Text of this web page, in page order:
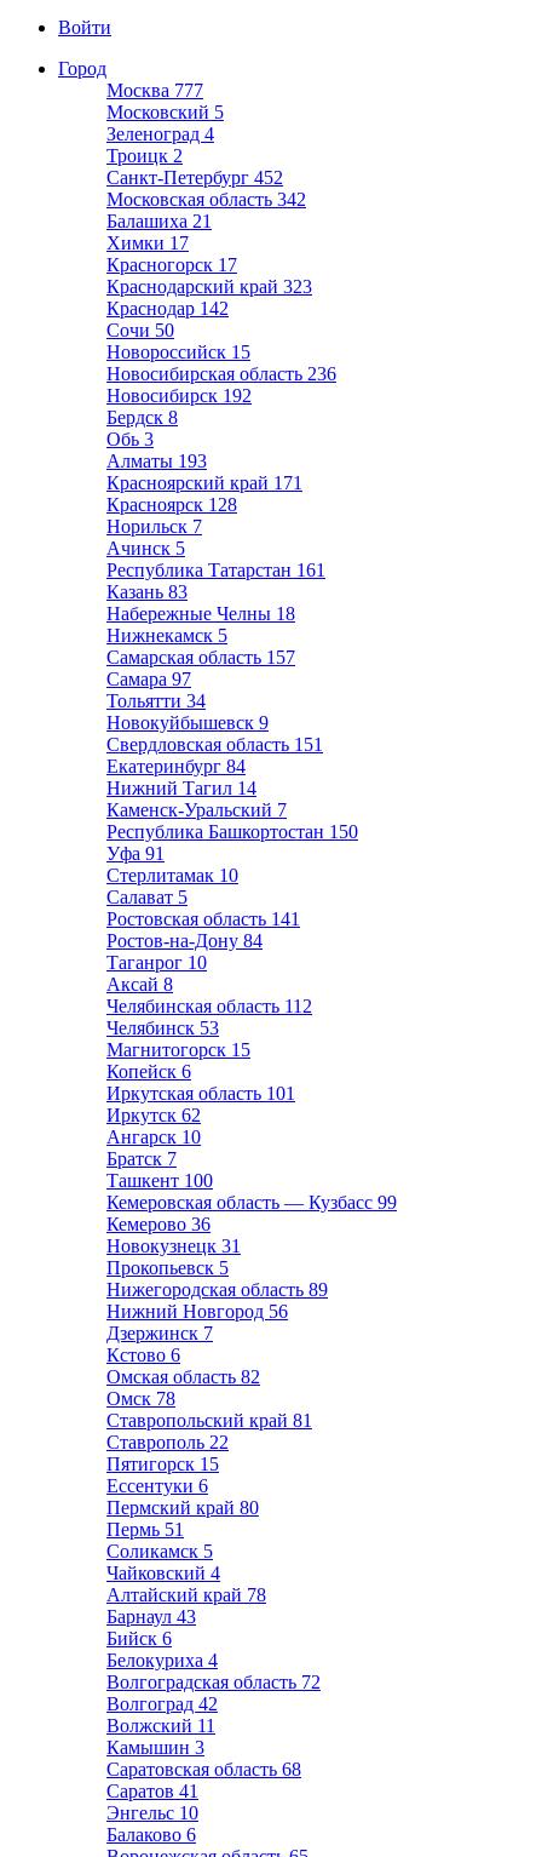
Войти
Город
Москва 777
Московский 5
Зеленоград 4
Троицк 2
Санкт-Петербург 452
Московская область 342
Балашиха 21
Химки 17
Красногорск 17
Краснодарский край 323
Краснодар 142
Сочи 50
Новороссийск 15
Новосибирская область 236
Новосибирск 192
Бердск 8
Обь 3
Алматы 193
Красноярский край 171
Красноярск 128
Норильск 7
Ачинск 5
Республика Татарстан 161
Казань 83
Набережные Челны 18
Нижнекамск 5
Самарская область 157
Самара 97
Тольятти 34
Новокуйбышевск 9
Свердловская область 151
Екатеринбург 84
Нижний Тагил 14
Каменск-Уральский 7
Республика Башкортостан 150
Уфа 91
Стерлитамак 10
Салават 5
Ростовская область 141
Ростов-на-Дону 84
Таганрог 10
Аксай 8
Челябинская область 112
Челябинск 53
Магнитогорск 15
Копейск 6
Иркутская область 101
Иркутск 62
Ангарск 10
Братск 7
Ташкент 100
Кемеровская область — Кузбасс 99
Кемерово 36
Новокузнецк 31
Прокопьевск 5
Нижегородская область 89
Нижний Новгород 56
Дзержинск 7
Кстово 6
Омская область 82
Омск 78
Ставропольский край 81
Ставрополь 22
Пятигорск 15
Ессентуки 6
Пермский край 80
Пермь 51
Соликамск 5
Чайковский 4
Алтайский край 78
Барнаул 43
Бийск 6
Белокуриха 4
Волгоградская область 72
Волгоград 42
Волжский 11
Камышин 3
Саратовская область 68
Саратов 41
Энгельс 10
Балаково 6